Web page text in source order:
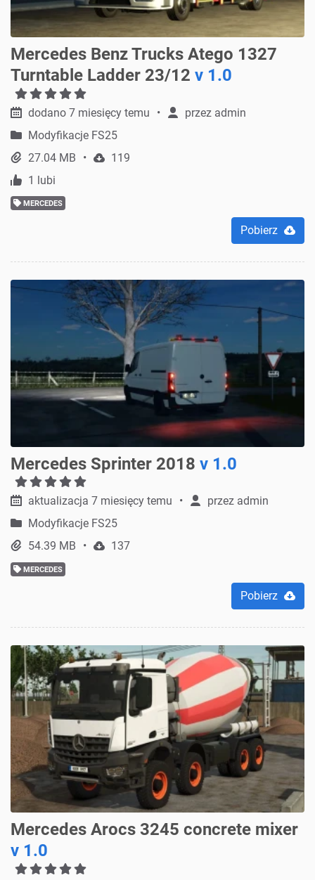
Mercedes Benz Trucks Atego 1327
Turntable Ladder 23/12 v 1.0
dodano 7 miesięcy temu przez admin
Modyfikacje FS25
27.04 MB
119
1 lubi
MERCEDES
Pobierz
Mercedes Sprinter 2018 v 1.0
aktualizacja 7 miesięcy temu przez admin
Modyfikacje FS25
54.39 MB
137
MERCEDES
Pobierz
Mercedes Arocs 3245 concrete mixer
v 1.0